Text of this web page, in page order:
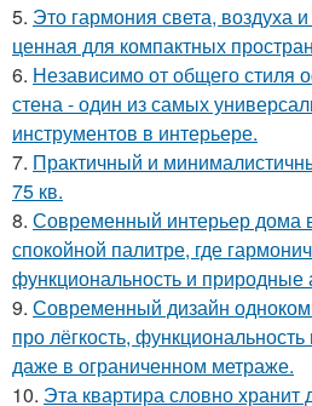
5. Это гармония света, воздуха
ценная для компактных
6. Независимо от общего стиля
стена - один из самых
инструментов в интерьере.
7. Практичный и
75 кв.
8. Современный интерьер дома
спокойной палитре, где
функциональность и природные
9. Современный дизайн
про лёгкость,
даже в ограниченном метраже.
10. Эта квартира словно